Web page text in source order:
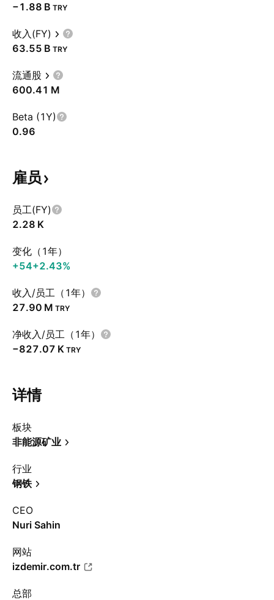
‪−1.88 B‬ TRY
收入(FY)
‪63.55 B‬ TRY
流通股
‪600.41 M‬
Beta (1Y)
0.96
雇员
员工(FY)
‪2.28 K‬
变化（1年）
+54+2.43%
收入/员工（1年）
‪27.90 M‬ TRY
净收入/员工（1年）
‪−827.07 K‬ TRY
详情
板块
非能源矿业
行业
钢铁
CEO
Nuri Sahin
网站
izdemir.com.tr
总部